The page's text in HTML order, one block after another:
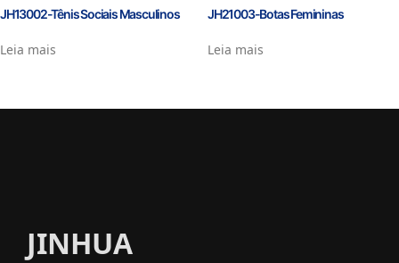
JH13002-Tênis Sociais Masculinos
Leia mais
JH21003-Botas Femininas
Leia mais
JINHUA